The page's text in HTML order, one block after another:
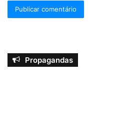
Propagandas